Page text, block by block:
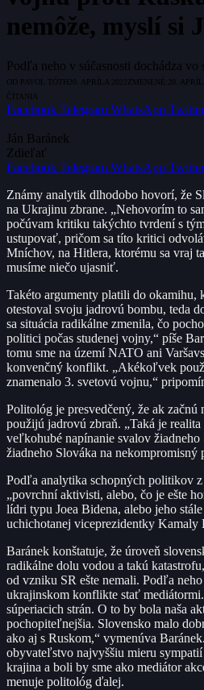
nemôže, myslí si
Podľa neho v súčasnosti dochádza vo
OD PAVOL TÓTH 20. APRÍLA 2022 ZMENENÉ: 20.
ČÍTANIA
Facebook Telegram WhatsApp Twitter
Ján Baránek
Zdieľať
Facebook Telegram WhatsApp Twitter
Známy analytik dlhodobo hovorí, že
na Ukrajinu zbrane. „Nehovorím to
počúvam kritiku takýchto tvrdení s
ustupovať, pričom sa títo kritici
Mníchov, na Hitlera, ktorému sa vraj
musíme niečo ujasniť.
Takéto argumenty platili do okamihu,
otestoval svoju jadrovú bombu, teda
sa situácia radikálne zmenila, čo
politici počas studenej vojny,“ píše
tomu sme na území NATO ani
konvenčný konflikt. „Akékoľvek
znamenalo 3. svetovú vojnu,“
Politológ je presvedčený, že ak
použijú jadrovú zbraň. „Taká je
veľkohubé napínanie svalov
žiadneho Slováka na nekompromisný
Podľa analytika schopných politikov
„povrchní aktivisti, alebo, čo je ešte
lídri typu Joea Bidena, alebo jeho
uchichotanej viceprezidentky Kamaly
Baránek konštatuje, že úroveň
radikálne dolu vodou a takú
od vzniku SR ešte nemali. Podľa
ukrajinskom konflikte stať
súperiacich strán. O to by bola naša
pochopiteľnejšia. Slovensko malo
ako aj s Ruskom,“ vymenúva
obyvateľstvo najvyššiu mieru
krajina a boli by sme ako mediátor
menuje politológ ďalej.